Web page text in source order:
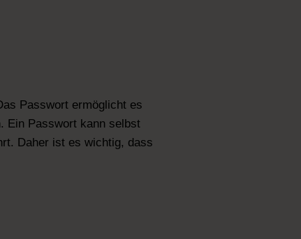
Passwort ermöglicht es
Ein Passwort kann selbst
Daher ist es wichtig, dass